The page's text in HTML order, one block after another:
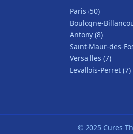
Paris (50)
Boulogne-
Antony (8)
Saint-Maur-des-
Versailles (7)
Levallois-Perret (7)
© 2025 Cures